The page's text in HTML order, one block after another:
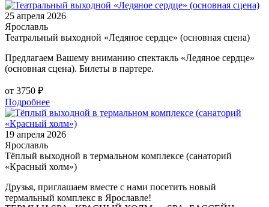
25 апреля 2026
Ярославль
Театральный выходной «Ледяное сердце» (основная сцена)
Предлагаем Вашему вниманию спектакль «Ледяное сердце»
(основная сцена). Билеты в партере.
от 3750 ₽
Подробнее
19 апреля 2026
Ярославль
Тёплый выходной в термальном комплексе (санаторий
«Красный холм»)
Друзья, приглашаем вместе с нами посетить новый
термальный комплекс в Ярославле!